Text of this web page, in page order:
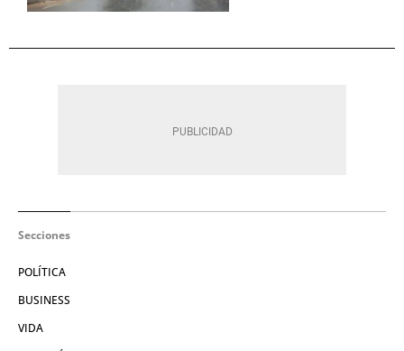
Secciones
POLÍTICA
BUSINESS
VIDA